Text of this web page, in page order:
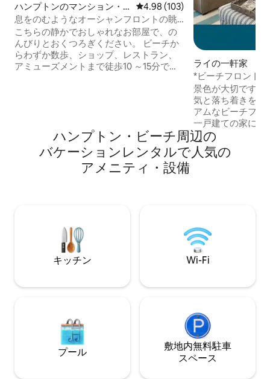
ハンプトンのマンション・
アパート
レビュー103件、5つ星中4.98つ
4.98 (103)
息をのむようなオーシャンフロントの眺
め！
こちらの静かでおしゃれなお部屋で、の
んびりとおくつろぎください。 ビーチか
らわずか数歩、ショップ、レストラン、
アミューズメントまで徒歩10 ～15分で行
なエレガンスがあり、4名様でご宿泊いた
だけます。 クローゼットと引き出しのス
ペースがたっぷりあり、ビーチチェア4
脚、ビーチテーブル、パラソルが備わっ
ライの一軒家
*ビーチフロント*
ルコテージ - リラ
景色が大切です。
気と落ち着きを与
アムなビーチフロ
一戸建ての家には
ーガニックコット
りなどの豪華なア
っており、休暇を
この100年の歴史
蘇らせます。
ハンプトン・ビーチ⁠周⁠辺⁠の
バ⁠ケ⁠ー⁠シ⁠ョ⁠ン⁠レ⁠ン⁠タ⁠ル⁠で人⁠気⁠の
ア⁠メ⁠ニ⁠テ⁠ィ⁠・⁠設⁠備
キッチン Wi-Fi
プール
敷地内無料駐⁠車
ス⁠ペ⁠ー⁠ス